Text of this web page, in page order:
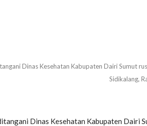
Dinas Kesehatan Kabupaten Dairi Sumut
Sidikalang,
Dinas Kesehatan Kabupaten Dairi